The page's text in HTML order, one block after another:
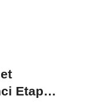
Etap